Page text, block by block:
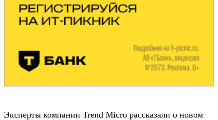
Эксперты компании Trend Micro рассказали о новом